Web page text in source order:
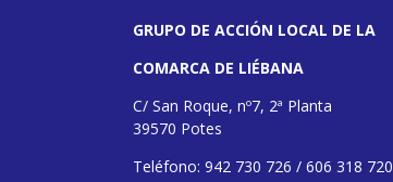
GRUPO DE ACCIÓN LOCAL DE LA
COMARCA DE LIÉBANA
C/ San Roque, nº7, 2ª Planta
39570 Potes
Teléfono: 942 730 726 / 606 318 720